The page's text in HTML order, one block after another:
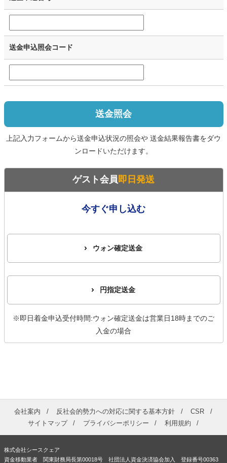
送金申込照会コード
送金照会
上記入力フォームから送金申込状況の照会や 送金結果報告書をダウ
ンロードいただけます。
ゲスト会員即日発送
今すぐ申し込む
ウォン確定送金
円指定送金
※即日着金申込受付時間:ウォン確定送金は営業日18時までのご
入金の場合
会社案内 反社会的勢力への対応に関する基本方針
CSR
サイトマップ
プライバシーポリシー 利用規約
株式会社シースクェア
資金移動業者 関東財務局長第00018号 社団法人資金決済協会加入 登録番号00363